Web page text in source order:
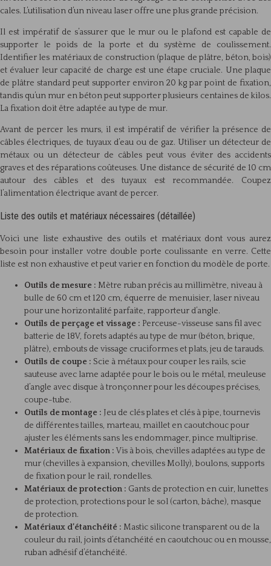
cales. L’utilisation d’un niveau laser offre une plus grande précision.
Il est impératif de s’assurer que le mur ou le plafond est capable de
supporter le poids de la porte et du système de coulissement.
Identifier les matériaux de construction (plaque de plâtre, béton, bois)
et évaluer leur capacité de charge est une étape cruciale. Une plaque
de plâtre standard peut supporter environ 20 kg par point de fixation,
tandis qu’un mur en béton peut supporter plusieurs centaines de kilos.
La fixation doit être adaptée au type de mur.
Avant de percer les murs, il est impératif de vérifier la présence de
câbles électriques, de tuyaux d’eau ou de gaz. Utiliser un détecteur de
métaux ou un détecteur de câbles peut vous éviter des accidents
graves et des réparations coûteuses. Une distance de sécurité de 10 cm
autour des câbles et des tuyaux est recommandée. Coupez
l’alimentation électrique avant de percer.
Liste des outils et matériaux nécessaires (détaillée)
Voici une liste exhaustive des outils et matériaux dont vous aurez
besoin pour installer votre double porte coulissante en verre. Cette
liste est non exhaustive et peut varier en fonction du modèle de porte.
Outils de mesure : Mètre ruban précis au millimètre, niveau à
bulle de 60 cm et 120 cm, équerre de menuisier, laser niveau
pour une horizontalité parfaite, rapporteur d’angle.
Outils de perçage et vissage : Perceuse-visseuse sans fil avec
batterie de 18V, forets adaptés au type de mur (béton, brique,
plâtre), embouts de vissage cruciformes et plats, jeu de tarauds.
Outils de coupe : Scie à métaux pour couper les rails, scie
sauteuse avec lame adaptée pour le bois ou le métal, meuleuse
d’angle avec disque à tronçonner pour les découpes précises,
coupe-tube.
Outils de montage : Jeu de clés plates et clés à pipe, tournevis
de différentes tailles, marteau, maillet en caoutchouc pour
ajuster les éléments sans les endommager, pince multiprise.
Matériaux de fixation : Vis à bois, chevilles adaptées au type de
mur (chevilles à expansion, chevilles Molly), boulons, supports
de fixation pour le rail, rondelles.
Matériaux de protection : Gants de protection en cuir, lunettes
de protection, protections pour le sol (carton, bâche), masque
de protection.
Matériaux d’étanchéité : Mastic silicone transparent ou de la
couleur du rail, joints d’étanchéité en caoutchouc ou en mousse,
ruban adhésif d’étanchéité.